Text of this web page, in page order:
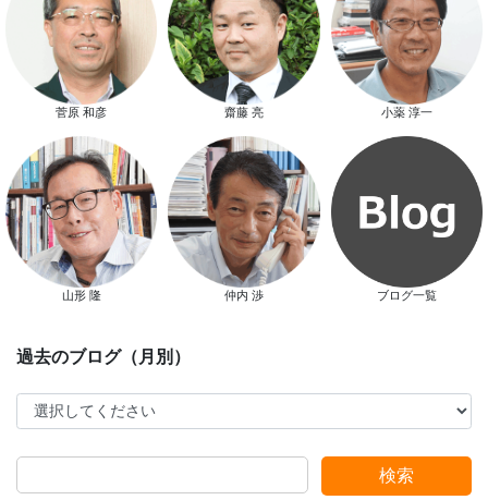
新春特別キャンペーン
スタッフ別ブログ
菅原 和彦 齋藤 亮 小薬 淳一
山形 隆 仲内 渉 ブログ一覧
検索